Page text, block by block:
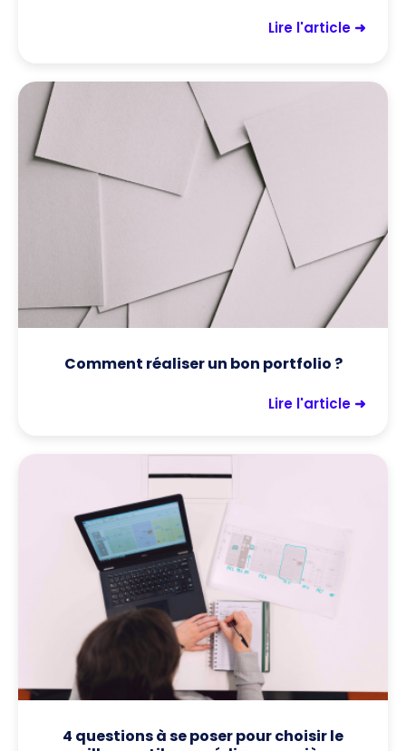
Lire l'article ➜
Comment réaliser un bon portfolio ?
Lire l'article ➜
4 questions à se poser pour choisir le